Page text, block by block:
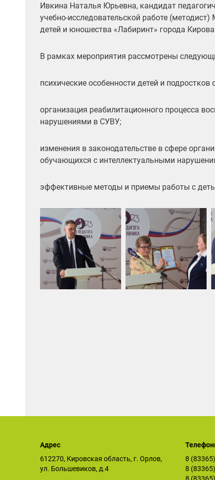
Ивкина Наталья Юрьевна, кандидат
учебно-исследовательской работе
детей и юношества «Лабиринт» города
В рамках мероприятия рассмотрены
психические особенности детей и
организация реабилитационного процесса
нарушениями в СУВУ;
изменения в законодательстве в сфере
обучающихся с интеллектуальными
эффективные методы и приемы работы с
Адрес
612270, Кировская область, г. Орлов,
ул. Большевиков, д.4
8
8